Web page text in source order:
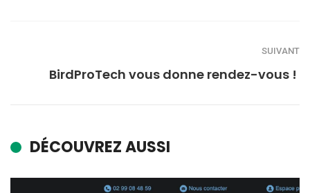
SUIVANT
BirdProTech vous donne rendez-vous !
DÉCOUVREZ AUSSI